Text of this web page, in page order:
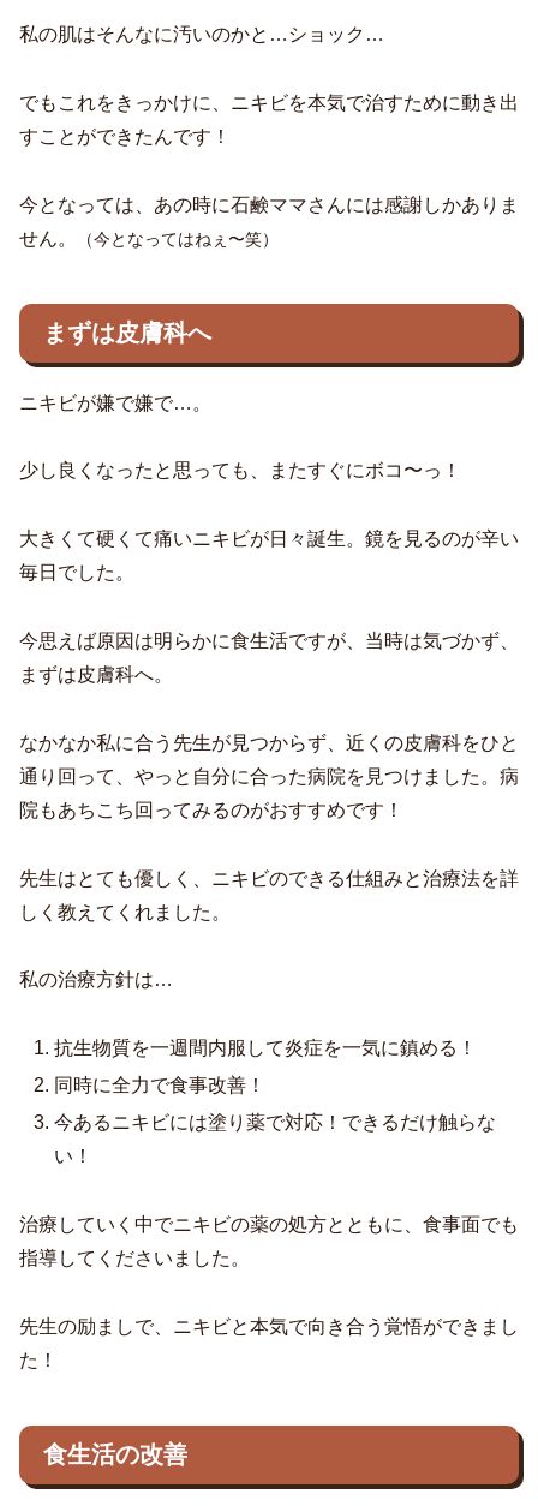
私の肌はそんなに汚いのかと…ショック…
でもこれをきっかけに、ニキビを本気で治すために動き出
すことができたんです！
今となっては、あの時に石鹸ママさんには感謝しかありま
せん。
（今となってはねぇ〜笑）
まずは皮膚科へ
ニキビが嫌で嫌で…。
少し良くなったと思っても、またすぐにボコ〜っ！
大きくて硬くて痛いニキビが日々誕生。鏡を見るのが辛い
毎日でした。
今思えば原因は明らかに食生活ですが、当時は気づかず、
まずは皮膚科へ。
なかなか私に合う先生が見つからず、近くの皮膚科をひと
通り回って、やっと自分に合った病院を見つけました。病
院もあちこち回ってみるのがおすすめです！
先生はとても優しく、ニキビのできる仕組みと治療法を詳
しく教えてくれました。
私の治療方針は…
抗生物質を一週間内服して炎症を一気に鎮める！
同時に全力で食事改善！
今あるニキビには塗り薬で対応！できるだけ触らな
い！
治療していく中でニキビの薬の処方とともに、食事面でも
指導してくださいました。
先生の励ましで、ニキビと本気で向き合う覚悟ができまし
た！
食生活の改善